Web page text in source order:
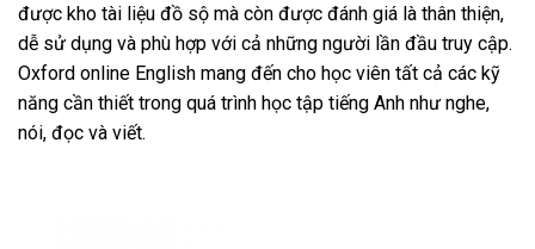
được kho tài liệu đồ sộ mà còn được đánh giá là thân thiện,
dễ sử dụng và phù hợp với cả những người lần đầu truy cập.
Oxford online English mang đến cho học viên tất cả các kỹ
năng cần thiết trong quá trình học tập tiếng Anh như nghe,
nói, đọc và viết.